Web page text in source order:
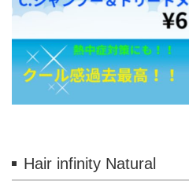
Hair infinity Natural